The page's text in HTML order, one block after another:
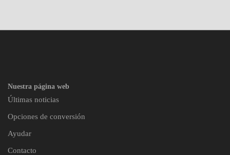
Nuestra página web
Últimas noticias
Opciones de conversión
Ayudar
Contacto